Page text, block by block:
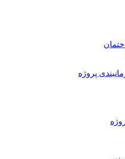
پروژه